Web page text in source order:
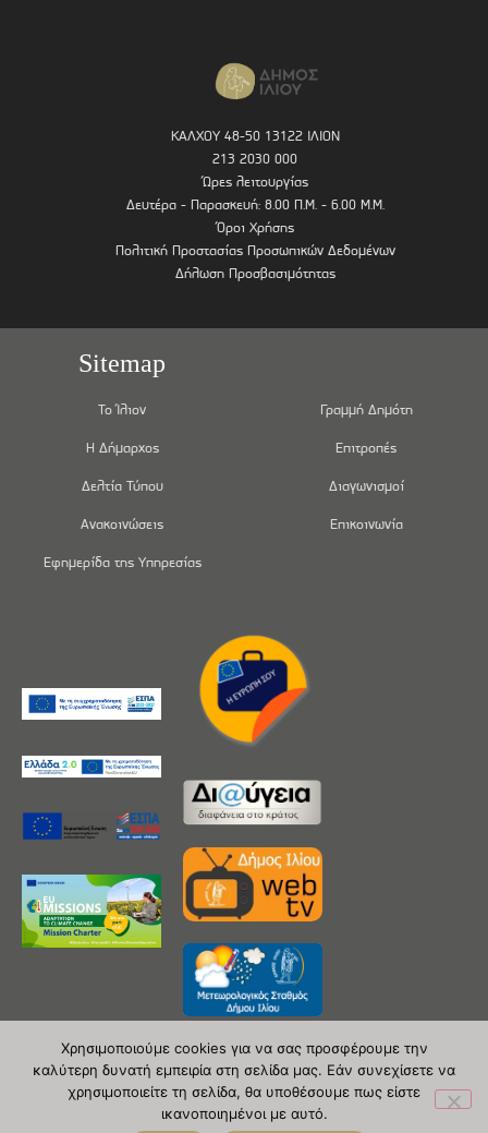
ΚΑΛΧΟΥ 48-50 13122 ΙΛΙΟΝ
213 2030 000
Ώρες λειτουργίας
Δευτέρα - Παρασκευή: 8.00 Π.Μ. - 6.00 Μ.Μ.
Όροι Χρήσης
Πολιτική Προστασίας Προσωπικών Δεδομένων
Δήλωση Προσβασιμότητας
Sitemap
Το Ίλιον
Η Δήμαρχος
Δελτία Τύπου
Ανακοινώσεις
Εφημερίδα της Υπηρεσίας
Γραμμή Δημότη
Επιτροπές
Διαγωνισμοί
Επικοινωνία
Copyright 2020 © Δήμος Ιλίου
Χρησιμοποιούμε cookies για να σας προσφέρουμε την
καλύτερη δυνατή εμπειρία στη σελίδα μας. Εάν συνεχίσετε να
χρησιμοποιείτε τη σελίδα, θα υποθέσουμε πως είστε
ικανοποιημένοι με αυτό.